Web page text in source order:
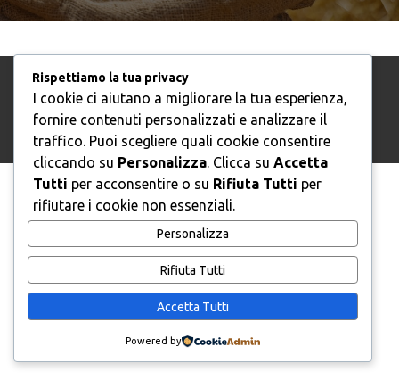
© 2026 Confagricoltura Ancona
Rispettiamo la tua privacy
I cookie ci aiutano a migliorare la tua esperienza,
fornire contenuti personalizzati e analizzare il
traffico. Puoi scegliere quali cookie consentire
cliccando su Personalizza. Clicca su Accetta
Tutti per acconsentire o su Rifiuta Tutti per
rifiutare i cookie non essenziali.
Personalizza
Rifiuta Tutti
Accetta Tutti
Powered by